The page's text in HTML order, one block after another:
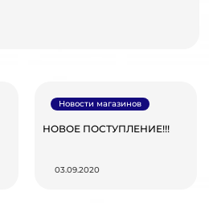
НОВОЕ ПОСТУПЛЕНИЕ!!!
Новости магазинов
03.09.2020